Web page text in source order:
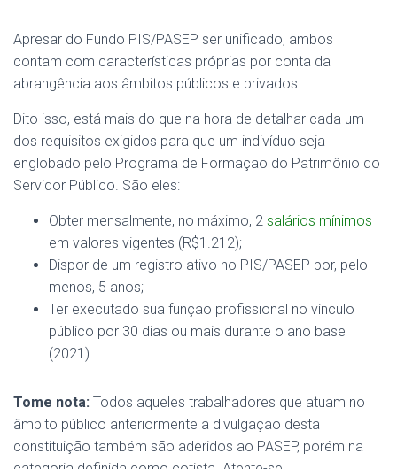
Apresar do Fundo PIS/PASEP ser unificado, ambos
contam com características próprias por conta da
abrangência aos âmbitos públicos e privados.
Dito isso, está mais do que na hora de detalhar cada um
dos requisitos exigidos para que um indivíduo seja
englobado pelo Programa de Formação do Patrimônio do
Servidor Público. São eles:
Obter mensalmente, no máximo, 2 salários mínimos
em valores vigentes (R$1.212);
Dispor de um registro ativo no PIS/PASEP por, pelo
menos, 5 anos;
Ter executado sua função profissional no vínculo
público por 30 dias ou mais durante o ano base
(2021).
Tome nota: Todos aqueles trabalhadores que atuam no
âmbito público anteriormente a divulgação desta
constituição também são aderidos ao PASEP, porém na